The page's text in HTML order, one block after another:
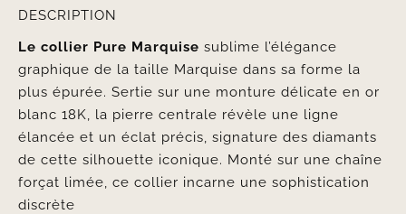
DESCRIPTION
Le collier Pure Marquise sublime l’élégance
graphique de la taille Marquise dans sa forme la
plus épurée. Sertie sur une monture délicate en or
blanc 18K, la pierre centrale révèle une ligne
élancée et un éclat précis, signature des diamants
de cette silhouette iconique. Monté sur une chaîne
forçat limée, ce collier incarne une sophistication
discrète